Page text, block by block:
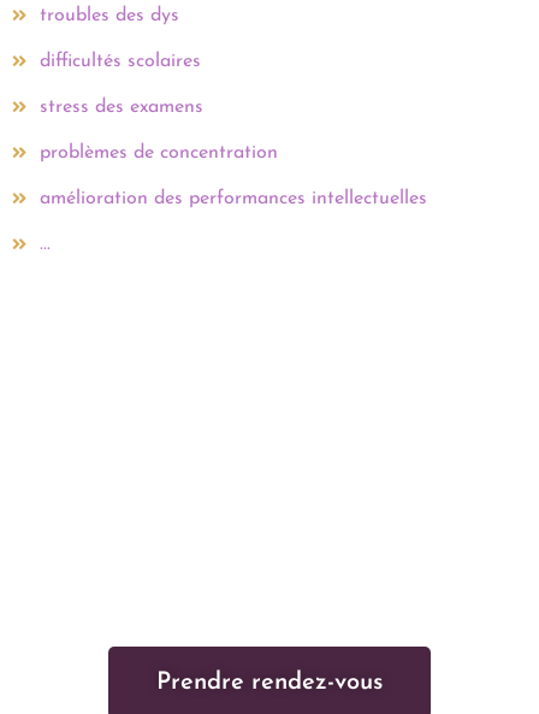
troubles des dys
difficultés scolaires
stress des examens
problèmes de concentration
amélioration des performances intellectuelles
...
Prendre rendez-vous